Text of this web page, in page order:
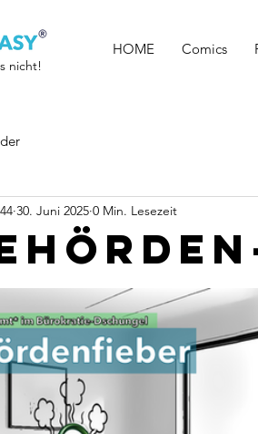
nicht!
HOME Comics
30. Juni 2025 0 Min. Lesezeit
5 Sternen bewertet.